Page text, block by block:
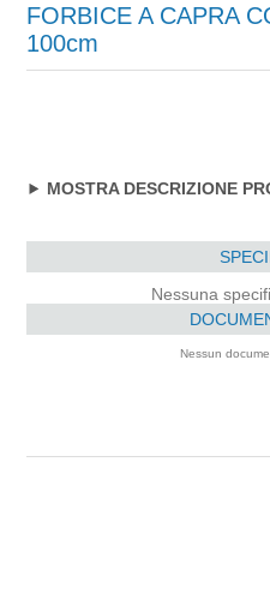
FORBICE A CAPRA
100cm
MOSTRA DESCRIZIONE
Nessuna
Nessun